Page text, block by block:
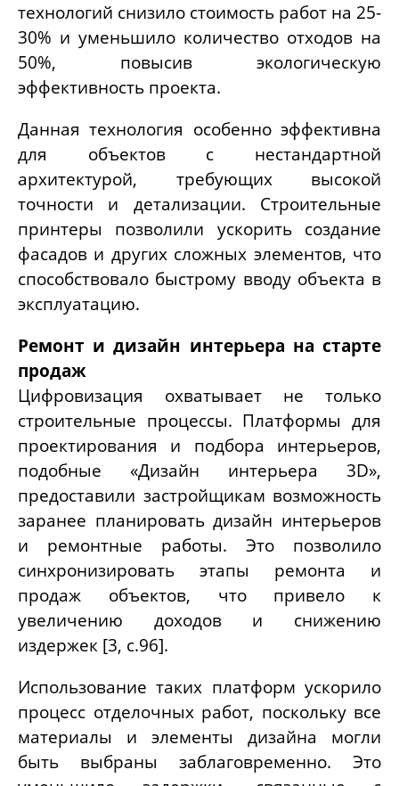
технологий снизило стоимость работ на 25-
30% и уменьшило количество отходов на
50%, повысив экологическую
эффективность проекта.
Данная технология особенно эффективна
для объектов с нестандартной
архитектурой, требующих высокой
точности и детализации. Строительные
принтеры позволили ускорить создание
фасадов и других сложных элементов, что
способствовало быстрому вводу объекта в
эксплуатацию.
Ремонт и дизайн интерьера на старте
продаж
Цифровизация охватывает не только
строительные процессы. Платформы для
проектирования и подбора интерьеров,
подобные «Дизайн интерьера 3D»,
предоставили застройщикам возможность
заранее планировать дизайн интерьеров
и ремонтные работы. Это позволило
синхронизировать этапы ремонта и
продаж объектов, что привело к
увеличению доходов и снижению
издержек [3, с.96].
Использование таких платформ ускорило
процесс отделочных работ, поскольку все
материалы и элементы дизайна могли
быть выбраны заблаговременно. Это